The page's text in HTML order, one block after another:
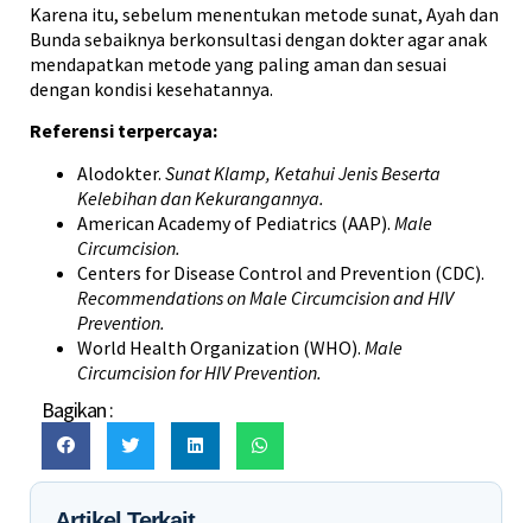
Karena itu, sebelum menentukan metode sunat, Ayah dan
Bunda sebaiknya berkonsultasi dengan dokter agar anak
mendapatkan metode yang paling aman dan sesuai
dengan kondisi kesehatannya.
Referensi terpercaya:
Alodokter. Sunat Klamp, Ketahui Jenis Beserta
Kelebihan dan Kekurangannya.
American Academy of Pediatrics (AAP). Male
Circumcision.
Centers for Disease Control and Prevention (CDC).
Recommendations on Male Circumcision and HIV
Prevention.
World Health Organization (WHO). Male
Circumcision for HIV Prevention.
Bagikan :